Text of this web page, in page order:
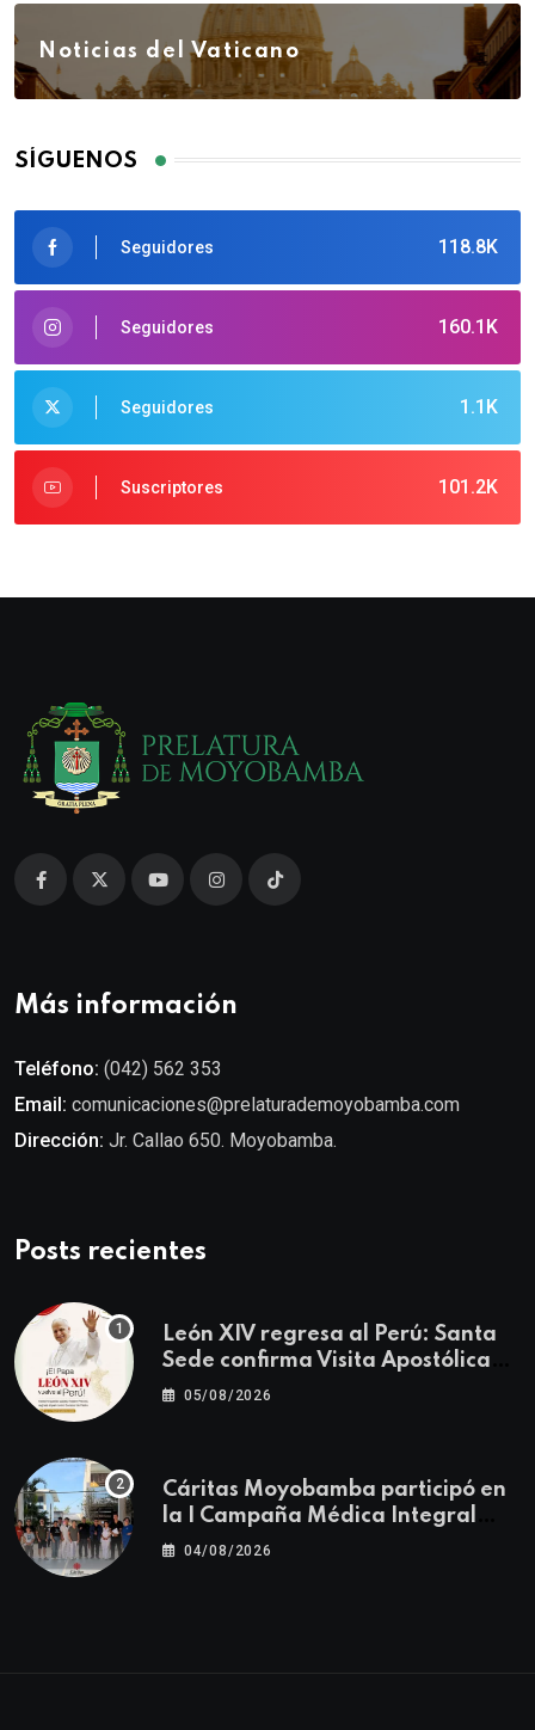
Noticias del Vaticano
SÍGUENOS
118.8K
Seguidores
160.1K
Seguidores
1.1K
Seguidores
101.2K
Suscriptores
Más información
Teléfono: (042) 562 353
Email: comunicaciones@prelaturademoyobamba.com
Dirección: Jr. Callao 650. Moyobamba.
Posts recientes
León XIV regresa al Perú: Santa
Sede confirma Visita Apostólica
del 11 al 17 de noviembre
05/08/2026
Cáritas Moyobamba participó en
la I Campaña Médica Integral
Gratuita llevando salud y
04/08/2026